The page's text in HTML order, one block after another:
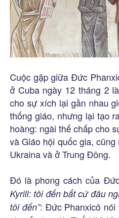
Cuộc gặp giữa Đức
ở Cuba ngày 12 tháng 2
cho sự xích lại gần nhau
thống giáo, nhưng lại tạo
hoàng: ngài thế chấp cho
và Giáo hội quốc gia,
Ukraina và ở Trung Đông.
Đó là phong cách của
Kyrill: tôi đến bất cứ đâu
tôi đến”: Đức Phanxicô nói